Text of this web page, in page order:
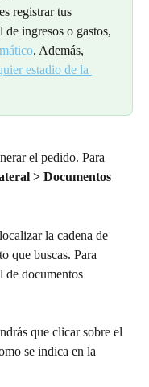
registrar tus
de ingresos o gastos,
. Además,
estadio de la
el pedido. Para
> Documentos
la cadena de
que buscas. Para
de documentos
que clicar sobre el
se indica en la